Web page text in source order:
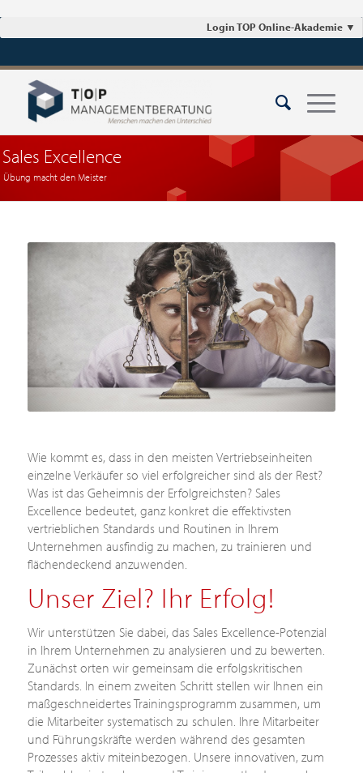
Login TOP Online-Akademie ▼
Übung macht den Meister
Sales Excellence
Wie kommt es, dass in den meisten Vertriebseinheiten
einzelne Verkäufer so viel erfolgreicher sind als der Rest?
Was ist das Geheimnis der Erfolgreichsten? Sales
Excellence bedeutet, ganz konkret die effektivsten
vertrieblichen Standards und Routinen in Ihrem
Unternehmen ausfindig zu machen, zu trainieren und
flächendeckend anzuwenden.
Unser Ziel? Ihr Erfolg!
Wir unterstützen Sie dabei, das Sales Excellence-Potenzial
in Ihrem Unternehmen zu analysieren und zu bewerten.
Zunächst orten wir gemeinsam die erfolgskritischen
Standards. In einem zweiten Schritt stellen wir Ihnen ein
maßgeschneidertes Trainingsprogramm zusammen, um
die Mitarbeiter systematisch zu schulen. Ihre Mitarbeiter
und Führungskräfte werden während des gesamten
Prozesses aktiv miteinbezogen. Unsere innovativen, zum